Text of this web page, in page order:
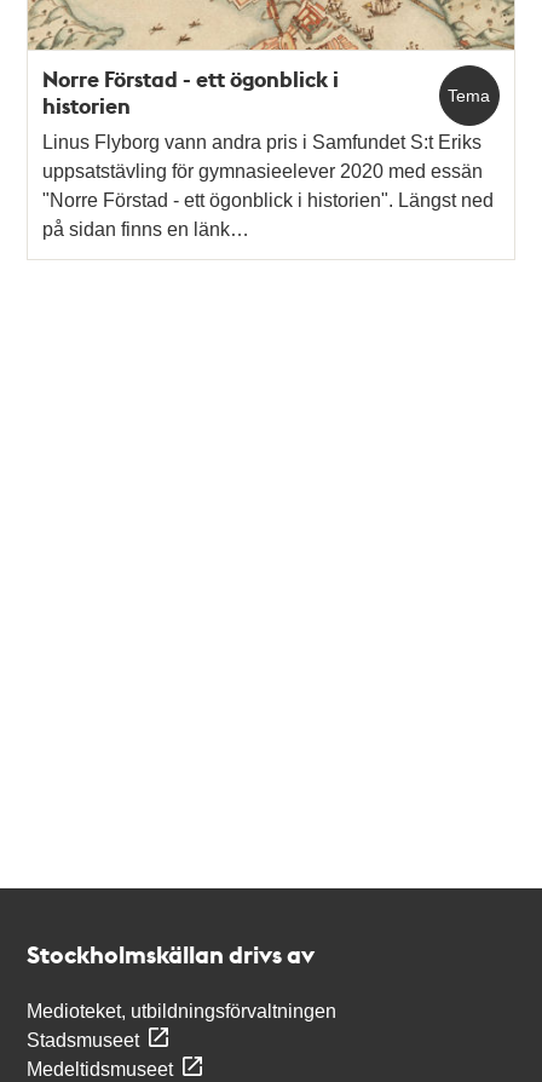
Tema
Norre Förstad - ett ögonblick i
historien
Linus Flyborg vann andra pris i Samfundet S:t Eriks
uppsatstävling för gymnasieelever 2020 med essän
"Norre Förstad - ett ögonblick i historien". Längst ned
på sidan finns en länk…
Stockholmskällan drivs av
Medioteket, utbildningsförvaltningen
Stadsmuseet
Medeltidsmuseet